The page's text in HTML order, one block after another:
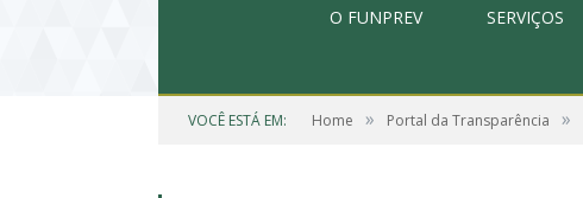
O FUNPREV SERVIÇOS
VOCÊ ESTÁ EM: Home » Portal da Transparência »